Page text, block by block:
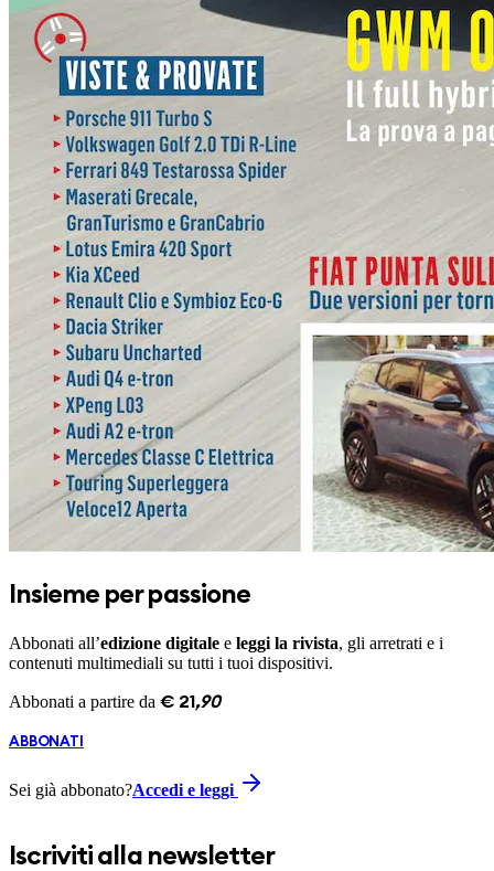
Insieme per passione
Abbonati all’edizione digitale e leggi la rivista, gli arretrati e i
contenuti multimediali su tutti i tuoi dispositivi.
Abbonati a partire da € 21 ,90
ABBONATI
Sei già abbonato?Accedi e leggi
Iscriviti alla newsletter